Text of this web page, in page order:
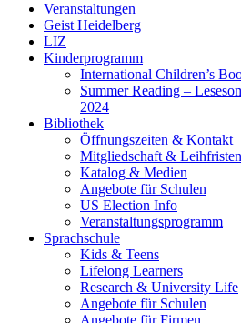
Veranstaltungen
Geist Heidelberg
LIZ
Kinderprogramm
International Children’s
Summer Reading –
2024
Bibliothek
Öffnungszeiten & Kontakt
Mitgliedschaft & Leihfristen
Katalog & Medien
Angebote für Schulen
US Election Info
Veranstaltungsprogramm
Sprachschule
Kids & Teens
Lifelong Learners
Research & University Life
Angebote für Schulen
Angebote für Firmen